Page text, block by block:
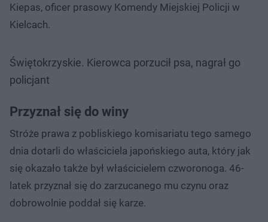
Kiepas, oficer prasowy Komendy Miejskiej Policji w
Kielcach.
Świętokrzyskie. Kierowca porzucił psa, nagrał go
policjant
Przyznał się do winy
Stróże prawa z pobliskiego komisariatu tego samego
dnia dotarli do właściciela japońskiego auta, który jak
się okazało także był właścicielem czworonoga. 46-
latek przyznał się do zarzucanego mu czynu oraz
dobrowolnie poddał się karze.